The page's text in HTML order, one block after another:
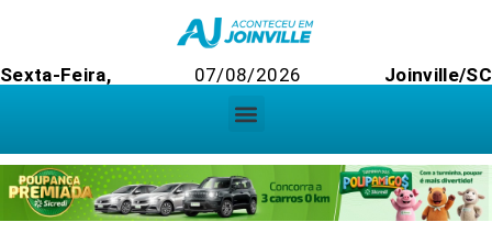
Sexta-Feira, 07/08/2026 Joinville/SC